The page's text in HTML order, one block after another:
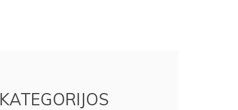
KATEGORIJOS